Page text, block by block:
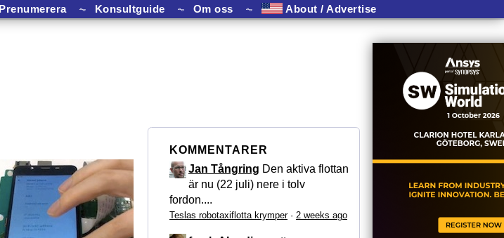
Prenumerera ⏦ Konsultguide ⏦ Om oss ⏦ About / Advertise
KOMMENTARER
Jan Tångring Den aktiva flottan
är nu (22 juli) nere i tolv
fordon....
Teslas robotaxiflotta krymper· 2 weeks ago